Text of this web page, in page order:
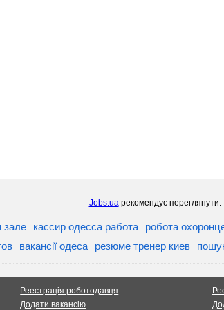
Jobs.uaрекомендує переглянути:
зале кассир одесса работа робота
вакансії одеса резюме тренер киев
Реестрація роботодавця
Додати вакансію